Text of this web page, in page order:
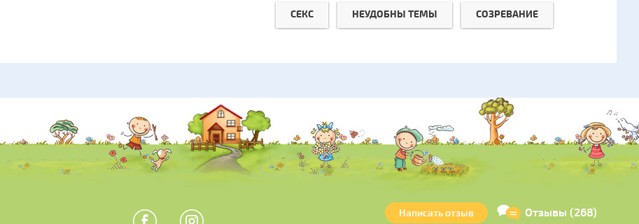
СЕКС НЕУДОБНЫ ТЕМЫ СОЗРЕВАНИЕ
Написать отзыв Отзывы (268)